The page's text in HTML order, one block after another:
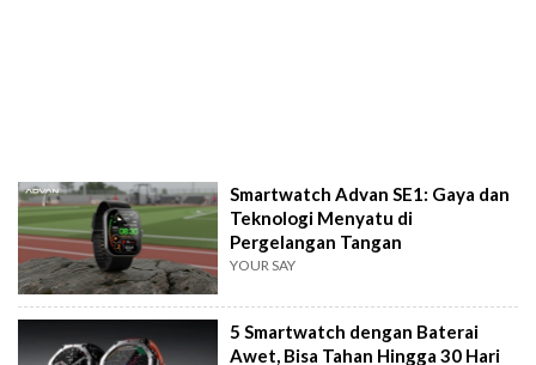
Smartwatch Advan SE1: Gaya dan
Teknologi Menyatu di
Pergelangan Tangan
YOUR SAY
5 Smartwatch dengan Baterai
Awet, Bisa Tahan Hingga 30 Hari